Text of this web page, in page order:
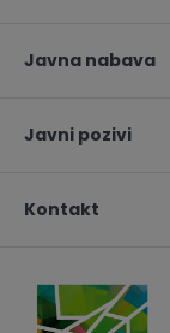
Javna nabava
Javni pozivi
Kontakt